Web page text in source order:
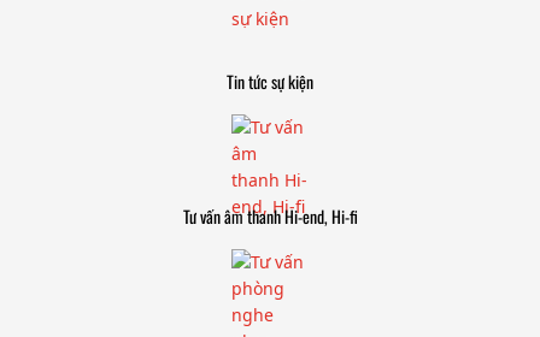
Tin tức sự kiện
Tư vấn âm thanh Hi-end, Hi-fi